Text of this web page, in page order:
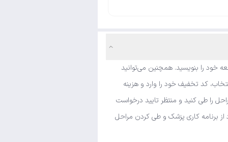
خود را بنویسید. همچنین می‌توانید
کد تخفیف خود را وارد و هزینه
را طی کنید و منتظر تایید درخواست
از برنامه کاری پزشک و طی کردن مراحل